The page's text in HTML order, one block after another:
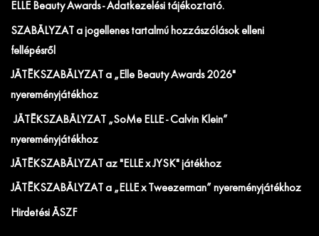
ELLE Beauty Awards - Adatkezelési tájékoztató.
SZABÁLYZAT a jogellenes tartalmú hozzászólások elleni
fellépésről
JÁTÉKSZABÁLYZAT a „Elle Beauty Awards 2026"
nyereményjátékhoz
JÁTÉKSZABÁLYZAT „SoMe ELLE - Calvin Klein”
nyereményjátékhoz
JÁTÉKSZABÁLYZAT az "ELLE x JYSK" játékhoz
JÁTÉKSZABÁLYZAT a „ELLE x Tweezerman” nyereményjátékhoz
Hirdetési ÁSZF